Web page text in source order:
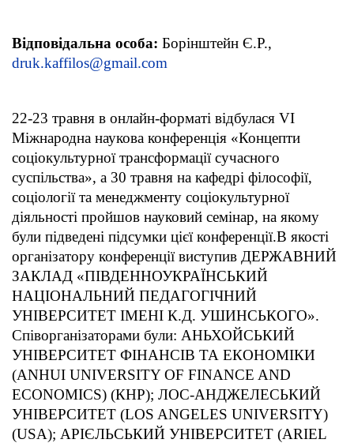
Відповідальна особа: Борінштейн Є.Р.,
druk.kaffilos@gmail.com
22-23 травня в онлайн-форматі відбулася VI
Міжнародна наукова конференція «Концепти
соціокультурної трансформації сучасного
суспільства», а 30 травня на кафедрі філософії,
соціології та менеджменту соціокультурної
діяльності пройшов науковий семінар, на якому
були підведені підсумки цієї конференції.В якості
організатору конференції виступив ДЕРЖАВНИЙ
ЗАКЛАД «ПІВДЕННОУКРАЇНСЬКИЙ
НАЦІОНАЛЬНИЙ ПЕДАГОГІЧНИЙ
УНІВЕРСИТЕТ ІМЕНІ К.Д. УШИНСЬКОГО».
Співорганізаторами були: АНЬХОЙСЬКИЙ
УНІВЕРСИТЕТ ФІНАНСІВ ТА ЕКОНОМІКИ
(ANHUI UNIVERSITY OF FINANCE AND
ECONOMICS) (КНР); ЛОС-АНДЖЕЛЕСЬКИЙ
УНІВЕРСИТЕТ (LOS ANGELES UNIVERSITY)
(USA); АРІЄЛЬСЬКИЙ УНІВЕРСИТЕТ (ARIEL